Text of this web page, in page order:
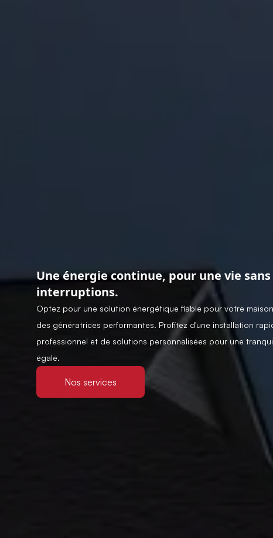
Une énergie continue, pour une vie sans
interruptions.
Optez pour une solution énergétique fiable pour votre
des génératrices performantes. Profitez d'une installation
professionnel et de solutions personnalisées pour une
égale.
Nos services